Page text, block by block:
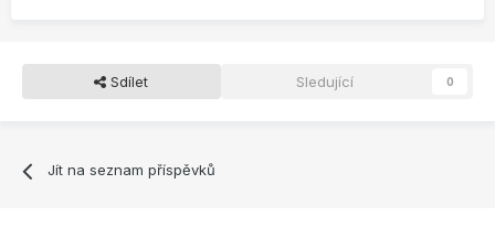
Sdílet Sledující 0
Jít na seznam příspěvků